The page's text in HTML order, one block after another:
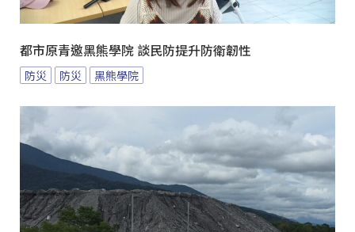
都市原青邀黑熊學院 談民防提升防衛韌性
防災 防災 黑熊學院